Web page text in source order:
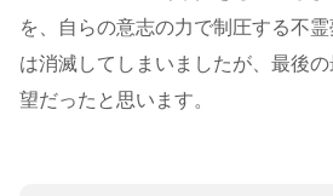
を、自らの意志の力で制圧する不
は消滅してしまいましたが、最後
望だったと思います。